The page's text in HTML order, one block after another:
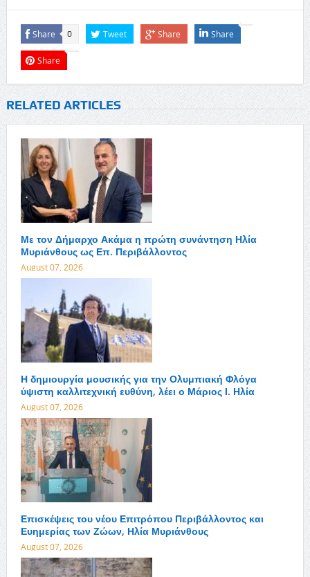
Share 0 Tweet Share Share
Share
RELATED ARTICLES
Με τον Δήμαρχο Ακάμα η πρώτη συνάντηση Ηλία
Μυριάνθους ως Επ. Περιβάλλοντος
August 07, 2026
Η δημιουργία μουσικής για την Ολυμπιακή Φλόγα
ύψιστη καλλιτεχνική ευθύνη, λέει ο Μάριος Ι. Ηλία
August 07, 2026
Επισκέψεις του νέου Επιτρόπου Περιβάλλοντος και
Ευημερίας των Ζώων, Ηλία Μυριάνθους
August 07, 2026